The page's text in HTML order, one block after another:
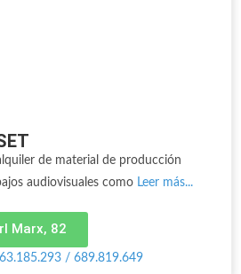
de material de producción
audiovisuales como Leer más...
Marx, 82
/ 689.819.649